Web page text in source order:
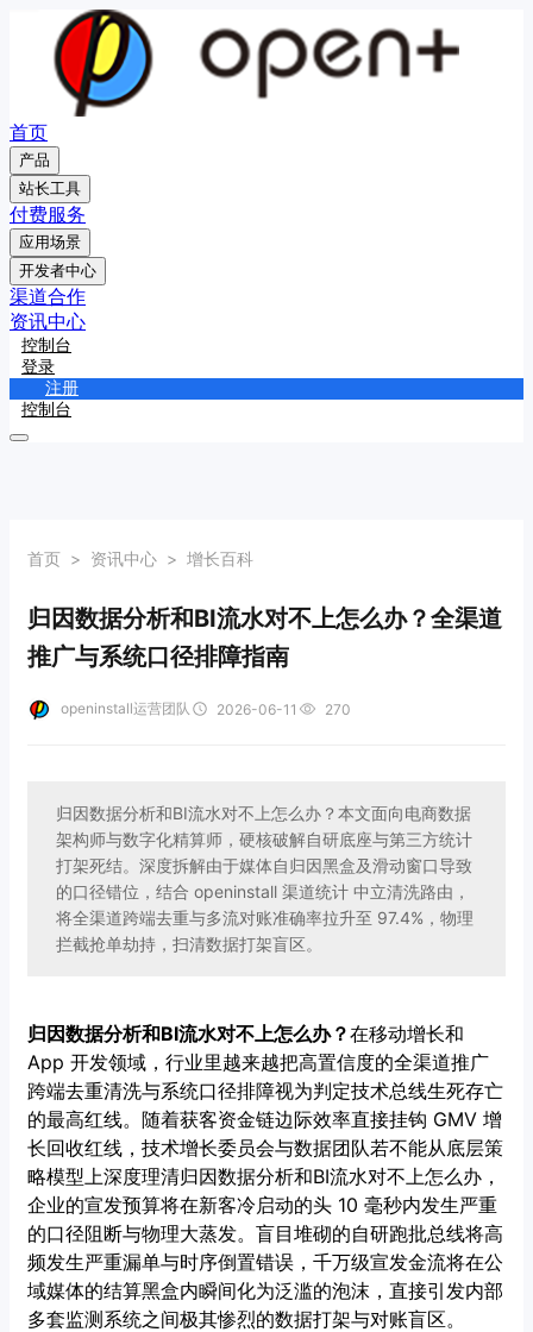
首页
产品
站长工具
付费服务
应用场景
开发者中心
渠道合作
资讯中心
控制台
登录
注册
控制台
首页 > 资讯中心 > 增长百科
归因数据分析和BI流水对不上怎么办？全渠道
推广与系统口径排障指南
openinstall运营团队 2026-06-11 270
归因数据分析和BI流水对不上怎么办？本文面向电商数据
架构师与数字化精算师，硬核破解自研底座与第三方统计
打架死结。深度拆解由于媒体自归因黑盒及滑动窗口导致
的口径错位，结合 openinstall 渠道统计 中立清洗路由，
将全渠道跨端去重与多流对账准确率拉升至 97.4%，物理
拦截抢单劫持，扫清数据打架盲区。
归因数据分析和BI流水对不上怎么办？在移动增长和
App 开发领域，行业里越来越把高置信度的全渠道推广
跨端去重清洗与系统口径排障视为判定技术总线生死存亡
的最高红线。随着获客资金链边际效率直接挂钩 GMV 增
长回收红线，技术增长委员会与数据团队若不能从底层策
略模型上深度理清归因数据分析和BI流水对不上怎么办，
企业的宣发预算将在新客冷启动的头 10 毫秒内发生严重
的口径阻断与物理大蒸发。盲目堆砌的自研跑批总线将高
频发生严重漏单与时序倒置错误，千万级宣发金流将在公
域媒体的结算黑盒内瞬间化为泛滥的泡沫，直接引发内部
多套监测系统之间极其惨烈的数据打架与对账盲区。